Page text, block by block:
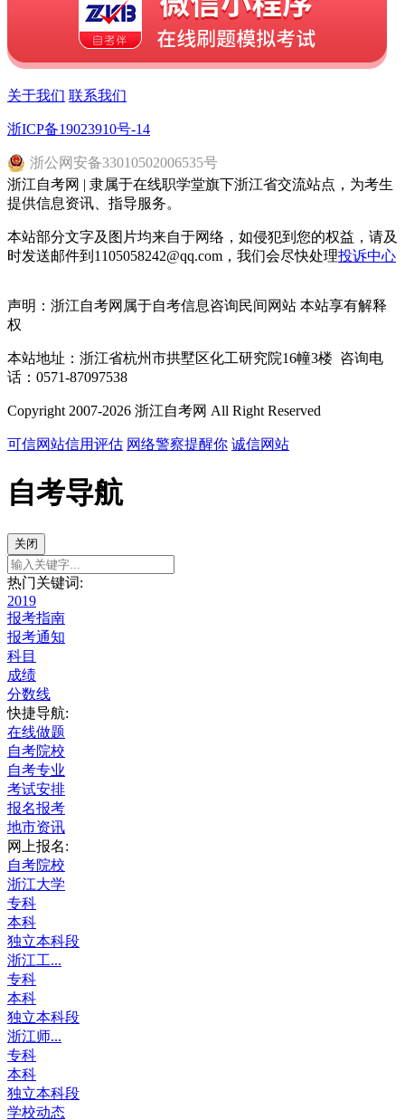
关于我们 联系我们
浙ICP备19023910号-14
浙公网安备33010502006535号
浙江自考网 | 隶属于在线职学堂旗下浙江省交流站点，为考生
提供信息资讯、指导服务。
本站部分文字及图片均来自于网络，如侵犯到您的权益，请及
时发送邮件到1105058242@qq.com，我们会尽快处理投诉中心
声明：浙江自考网属于自考信息咨询民间网站 本站享有解释
权
本站地址：浙江省杭州市拱墅区化工研究院16幢3楼 咨询电
话：0571-87097538
Copyright 2007-2026 浙江自考网 All Right Reserved
可信网站信用评估 网络警察提醒你 诚信网站
自考导航
关闭
热门关键词:
2019
报考指南
报考通知
科目
成绩
分数线
快捷导航:
在线做题
自考院校
自考专业
考试安排
报名报考
地市资讯
网上报名:
自考院校
浙江大学
专科
本科
独立本科段
浙江工...
专科
本科
独立本科段
浙江师...
专科
本科
独立本科段
学校动态